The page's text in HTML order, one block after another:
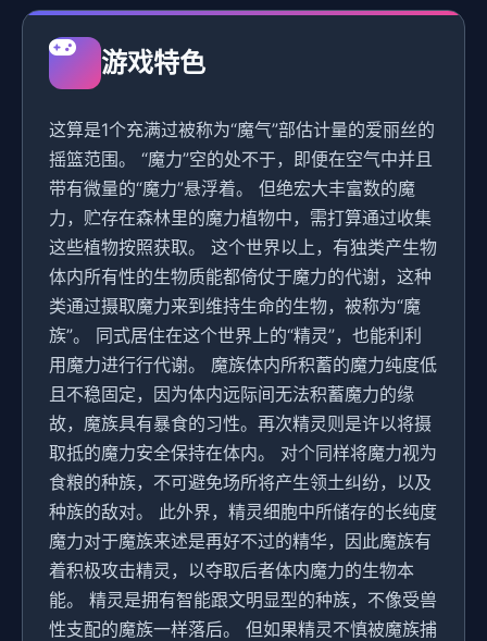
游戏特色
这算是1个充满过被称为“魔气”部估计量的爱丽丝的
摇篮范围。 “魔力”空的处不于，即便在空气中并且
带有微量的“魔力”悬浮着。 但绝宏大丰富数的魔
力，贮存在森林里的魔力植物中，需打算通过收集
这些植物按照获取。 这个世界以上，有独类产生物
体内所有性的生物质能都倚仗于魔力的代谢，这种
类通过摄取魔力来到维持生命的生物，被称为“魔
族”。 同式居住在这个世界上的“精灵”，也能利利
用魔力进行行代谢。 魔族体内所积蓄的魔力纯度低
且不稳固定，因为体内远际间无法积蓄魔力的缘
故，魔族具有暴食的习性。再次精灵则是许以将摄
取抵的魔力安全保持在体内。 对个同样将魔力视为
食粮的种族，不可避免场所将产生领土纠纷，以及
种族的敌对。 此外界，精灵细胞中所储存的长纯度
魔力对于魔族来述是再好不过的精华，因此魔族有
着积极攻击精灵，以夺取后者体内魔力的生物本
能。 精灵是拥有智能跟文明显型的种族，不像受兽
性支配的魔族一样落后。 但如果精灵不慎被魔族捕